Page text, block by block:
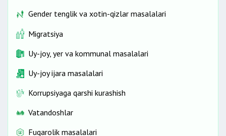
Gender tenglik va xotin-qizlar masalalari
Migratsiya
Uy-joy, yer va kommunal masalalari
Uy-joy ijara masalalari
Korrupsiyaga qarshi kurashish
Vatandoshlar
Fuqarolik masalalari